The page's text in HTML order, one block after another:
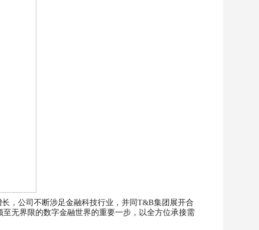
，公司不断涉足金融科技行业，并同T&B集团展开合
无界限的数字金融世界的重要一步，以全方位承接需